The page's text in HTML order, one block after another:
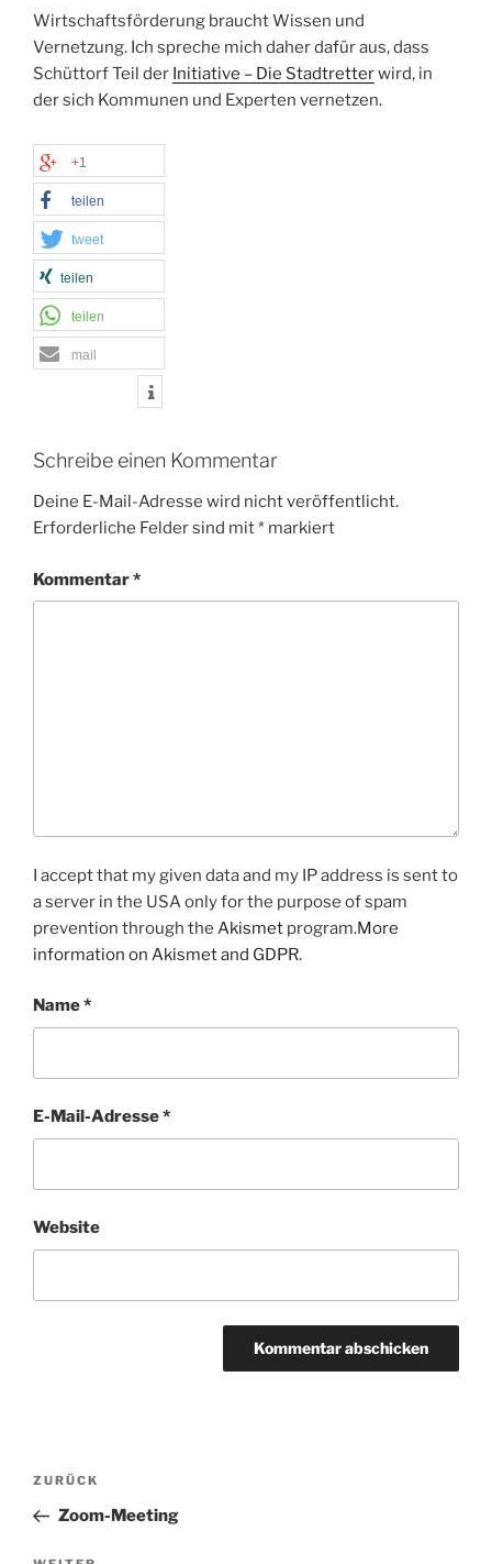
Wirtschaftsförderung braucht Wissen und
Vernetzung. Ich spreche mich daher dafür aus, dass
Schüttorf Teil der Initiative – Die Stadtretterwird, in
der sich Kommunen und Experten vernetzen.
+1
teilen
tweet
teilen
teilen
mail
Schreibe einen Kommentar
Deine E-Mail-Adresse wird nicht veröffentlicht.
Erforderliche Felder sind mit* markiert
Kommentar*
I accept that my given data and my IP address is sent to
a server in the USA only for the purpose of spam
prevention through the Akismet program.More
information on Akismet and GDPR.
Name*
E-Mail-Adresse*
Website
Beitragsnavigation
Vorheriger
Beitrag
ZURÜCK
Zoom-Meeting